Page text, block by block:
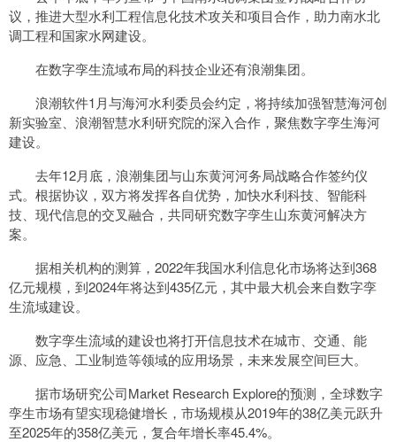
议，推进大型水利工程信息化技术攻关和项目合作，助力南水北
调工程和国家水网建设。
在数字孪生流域布局的科技企业还有浪潮集团。
浪潮软件1月与海河水利委员会约定，将持续加强智慧海河创
新实验室、浪潮智慧水利研究院的深入合作，聚焦数字孪生海河
建设。
去年12月底，浪潮集团与山东黄河河务局战略合作签约仪
式。根据协议，双方将发挥各自优势，加快水利科技、智能科
技、现代信息的交叉融合，共同研究数字孪生山东黄河解决方
案。
据相关机构的测算，2022年我国水利信息化市场将达到368
亿元规模，到2024年将达到435亿元，其中最大机会来自数字孪
生流域建设。
数字孪生流域的建设也将打开信息技术在城市、交通、能
源、应急、工业制造等领域的应用场景，未来发展空间巨大。
据市场研究公司Market Research Explore的预测，全球数字
孪生市场有望实现稳健增长，市场规模从2019年的38亿美元跃升
至2025年的358亿美元，复合年增长率45.4%。